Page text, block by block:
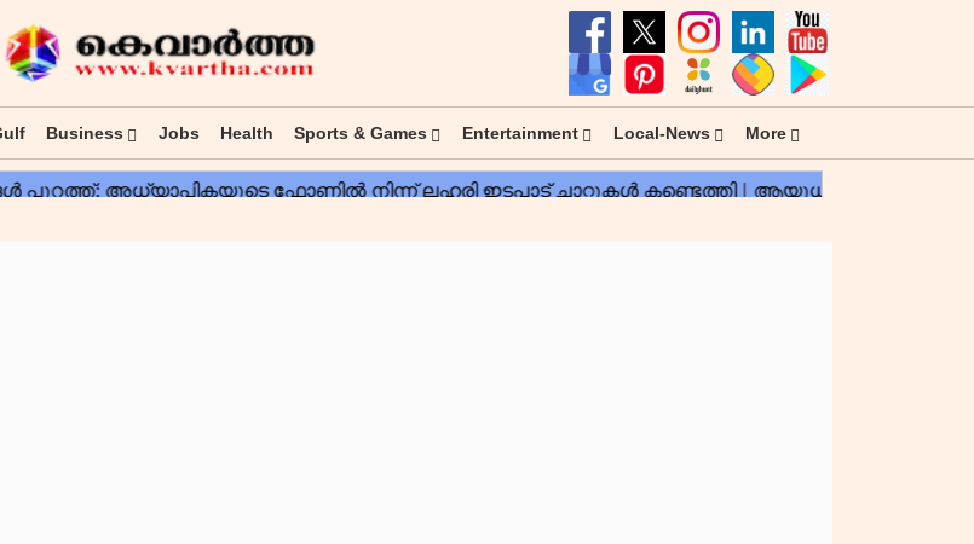
Business Jobs Health Sports & Games Entertainment Local-News More